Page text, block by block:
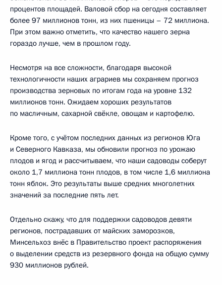
процентов площадей. Валовой сбор на сегодня составляет
более 97 миллионов тонн, из них пшеницы – 72 миллиона.
При этом важно отметить, что качество нашего зерна
гораздо лучше, чем в прошлом году.
Несмотря на все сложности, благодаря высокой
технологичности наших аграриев мы сохраняем прогноз
производства зерновых по итогам года на уровне 132
миллионов тонн. Ожидаем хороших результатов
по масличным, сахарной свёкле, овощам и картофелю.
Кроме того, с учётом последних данных из регионов Юга
и Северного Кавказа, мы обновили прогноз по урожаю
плодов и ягод и рассчитываем, что наши садоводы соберут
около 1,7 миллиона тонн плодов, в том числе 1,6 миллиона
тонн яблок. Это результаты выше средних многолетних
значений за последние пять лет.
Отдельно скажу, что для поддержки садоводов девяти
регионов, пострадавших от майских заморозков,
Минсельхоз внёс в Правительство проект распоряжения
о выделении средств из резервного фонда на общую сумму
930 миллионов рублей.